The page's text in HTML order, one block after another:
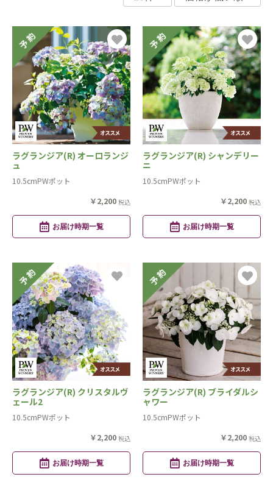
ラグランジア(R) オーロランジ
ュ
10.5cmPWポット
￥2,200 税込
お届け時期一覧
ラグランジア(R) シャンデリー
ニ
10.5cmPWポット
￥2,200 税込
お届け時期一覧
ラグランジア(R) クリスタルヴ
ェール2
10.5cmPWポット
￥2,200 税込
お届け時期一覧
ラグランジア(R) ブライダルシ
ャワー
10.5cmPWポット
￥2,200 税込
お届け時期一覧